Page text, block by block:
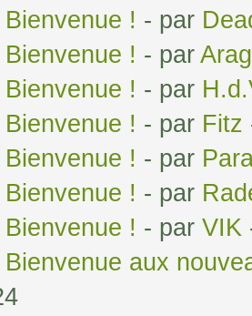
! - par
! - par
! - par
! - par Fitz
! - par
! - par
! - par VIK
Bienvenue aux